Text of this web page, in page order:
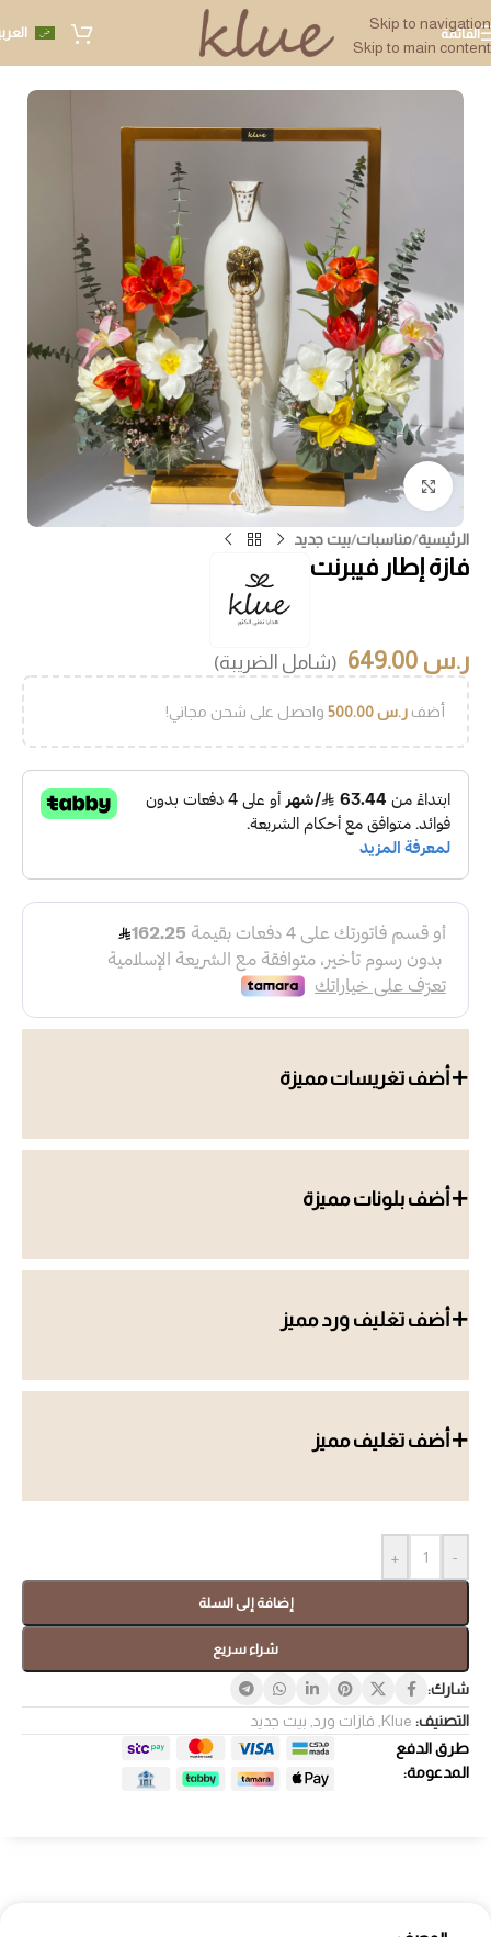
Skip to navigation
Skip to main content
القائمة
Click to enlarge
الرئيسية/مناسبات/بيت جديد
فازة إطار فيبرنت
ر.س (شامل الضريبة)
أضف ر.س واحصل على شحن مجاني!
أضف تغريسات مميزة
أضف بلونات مميزة
أضف تغليف ورد مميز
أضف تغليف مميز
-
+
إضافة إلى السلة
شراء سريع
شارك:
التصنيف: Klue
, فازات ورد, بيت جديد
طرق الدفع
المدعومة: